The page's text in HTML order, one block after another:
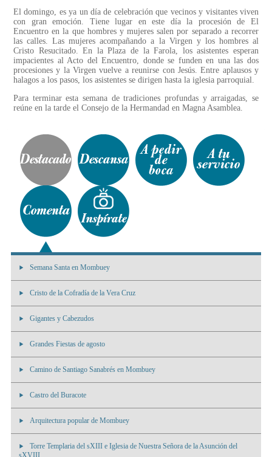
El domingo, es ya un día de celebración que vecinos y visitantes viven
con gran emoción. Tiene lugar en este día la procesión de El
Encuentro en la que hombres y mujeres salen por separado a recorrer
las calles. Las mujeres acompañando a la Virgen y los hombres al
Cristo Resucitado. En la Plaza de la Farola, los asistentes esperan
impacientes al Acto del Encuentro, donde se funden en una las dos
procesiones y la Virgen vuelve a reunirse con Jesús. Entre aplausos y
halagos a los pasos, los asistentes se dirigen hasta la iglesia parroquial.
Para terminar esta semana de tradiciones profundas y arraigadas, se
reúne en la tarde el Consejo de la Hermandad en Magna Asamblea.
Semana Santa en Mombuey
Cristo de la Cofradía de la Vera Cruz
Gigantes y Cabezudos
Grandes Fiestas de agosto
Camino de Santiago Sanabrés en Mombuey
Castro del Buracote
Arquitectura popular de Mombuey
Torre Templaria del sXIII e Iglesia de Nuestra Señora de la Asunción del
sXVIII